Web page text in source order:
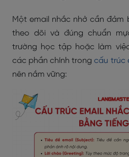
Một email nhắc nhở cần đảm
theo dõi và đúng chuẩn
trường học tập hoặc làm
các phần chính trongcấu trúc
nên nắm vững: